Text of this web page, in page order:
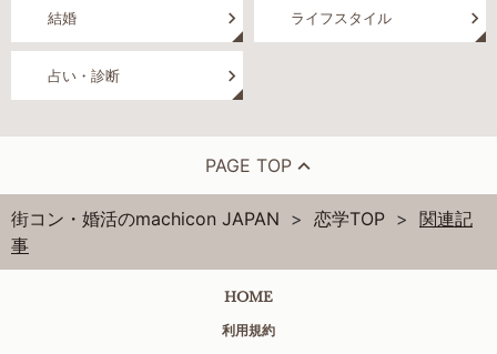
結婚 ライフスタイル
占い・診断
PAGE TOP
街コン・婚活のmachicon JAPAN 恋学TOP
関連記
事
HOME
利用規約